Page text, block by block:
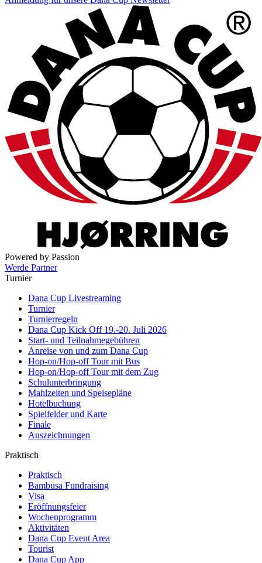
Powered by Passion
Werde Partner
Turnier
Dana Cup Livestreaming
Turnier
Turnierregeln
Dana Cup Kick Off 19.-20. Juli 2026
Start- und Teilnahmegebühren
Anreise von und zum Dana Cup
Hop-on/Hop-off Tour mit Bus
Hop-on/Hop-off Tour mit dem Zug
Schulunterbringung
Mahlzeiten und Speisepläne
Hotelbuchung
Spielfelder und Karte
Finale
Auszeichnungen
Praktisch
Praktisch
Bambusa Fundraising
Visa
Eröffnungsfeier
Wochenprogramm
Aktivitäten
Dana Cup Event Area
Tourist
Dana Cup App